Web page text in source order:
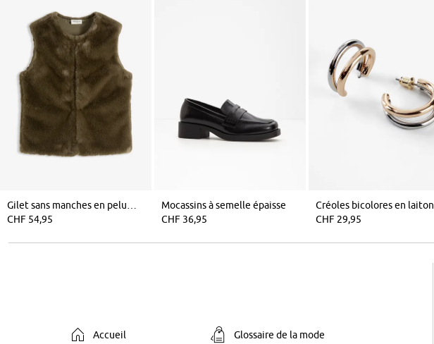
CHF 54,95
Mocassins à semelle épaisse
CHF 36,95
Créoles bicolores en laiton
CHF 29,95
Accueil Glossaire de la mode